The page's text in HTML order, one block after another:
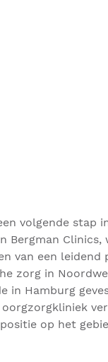
volgende stap
Bergman Clinics,
van een leidend
zorg in
in Hamburg
oorgzorgkliniek
op het